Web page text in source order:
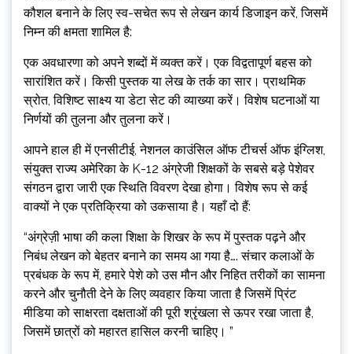
कौशल बनाने के लिए स्व-सचेत रूप से लेखन कार्य डिजाइन करें, जिसमें
निम्न की क्षमता शामिल है:
एक अवधारणा को अपने शब्दों में व्यक्त करें। एक विद्वतापूर्ण बहस को
सारांशित करें। किसी पुस्तक या लेख के तर्क का सार। प्राथमिक
स्रोत, विशिष्ट साक्ष्य या डेटा सेट की व्याख्या करें। विशेष घटनाओं या
निर्णयों की तुलना और तुलना करें।
आपने हाल ही में एनसीटीई, नेशनल काउंसिल ऑफ टीचर्स ऑफ इंग्लिश,
संयुक्त राज्य अमेरिका के K-12 अंग्रेजी शिक्षकों के सबसे बड़े पेशेवर
संगठन द्वारा जारी एक स्थिति विवरण देखा होगा। विशेष रूप से कई
वाक्यों ने एक प्रतिक्रिया को उकसाया है। यहाँ दो हैं:
“अंग्रेज़ी भाषा की कला शिक्षा के शिखर के रूप में पुस्तक पढ़ने और
निबंध लेखन को बेहतर बनाने का समय आ गया है…. संचार कलाओं के
प्रबंधक के रूप में, हमारे पेशे को उस मौन और निहित तरीकों का सामना
करने और चुनौती देने के लिए व्यवहार किया जाता है जिसमें प्रिंट
मीडिया को साक्षरता दक्षताओं की पूरी श्रृंखला से ऊपर रखा जाता है,
जिसमें छात्रों को महारत हासिल करनी चाहिए। ”